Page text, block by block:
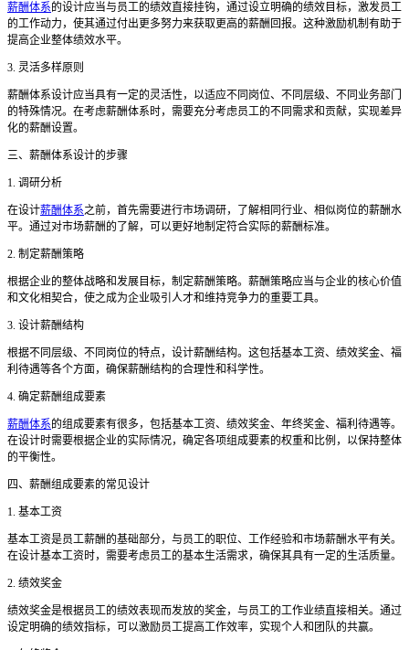
薪酬体系的设计应当与员工的绩效直接挂钩，通过设立明确的绩效目标，激发员工
的工作动力，使其通过付出更多努力来获取更高的薪酬回报。这种激励机制有助于
提高企业整体绩效水平。
3. 灵活多样原则
薪酬体系设计应当具有一定的灵活性，以适应不同岗位、不同层级、不同业务部门
的特殊情况。在考虑薪酬体系时，需要充分考虑员工的不同需求和贡献，实现差异
化的薪酬设置。
三、薪酬体系设计的步骤
1. 调研分析
在设计薪酬体系之前，首先需要进行市场调研，了解相同行业、相似岗位的薪酬水
平。通过对市场薪酬的了解，可以更好地制定符合实际的薪酬标准。
2. 制定薪酬策略
根据企业的整体战略和发展目标，制定薪酬策略。薪酬策略应当与企业的核心价值
和文化相契合，使之成为企业吸引人才和维持竞争力的重要工具。
3. 设计薪酬结构
根据不同层级、不同岗位的特点，设计薪酬结构。这包括基本工资、绩效奖金、福
利待遇等各个方面，确保薪酬结构的合理性和科学性。
4. 确定薪酬组成要素
薪酬体系的组成要素有很多，包括基本工资、绩效奖金、年终奖金、福利待遇等。
在设计时需要根据企业的实际情况，确定各项组成要素的权重和比例，以保持整体
的平衡性。
四、薪酬组成要素的常见设计
1. 基本工资
基本工资是员工薪酬的基础部分，与员工的职位、工作经验和市场薪酬水平有关。
在设计基本工资时，需要考虑员工的基本生活需求，确保其具有一定的生活质量。
2. 绩效奖金
绩效奖金是根据员工的绩效表现而发放的奖金，与员工的工作业绩直接相关。通过
设定明确的绩效指标，可以激励员工提高工作效率，实现个人和团队的共赢。